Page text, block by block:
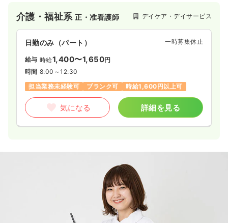
介護・福祉系正・准看護師 デイケア・デイサービス
日勤のみ（パート） 一時募集休止
給与 時給1,400〜1,650円
時間 8:00～12:30
担当業務未経験可
ブランク可 時給1,600円以上可
気になる 詳細を見る